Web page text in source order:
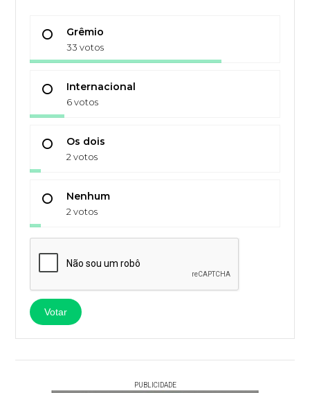
Grêmio
33 votos
Internacional
6 votos
Os dois
2 votos
Nenhum
2 votos
Votar
PUBLICIDADE